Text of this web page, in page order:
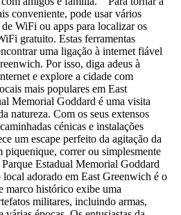
conveniente, pode usar vários
WiFi ou apps para localizar os
gratuito. Estas ferramentas
uma ligação à internet fiável
Por isso, diga adeus à
e explore a cidade com
mais populares em East
Memorial Goddard é uma visita
natureza. Com os seus extensos
cénicas e instalações
um escape perfeito da agitação da
piquenique, correr ou simplesmente
Estadual Memorial Goddard
adorado em East Greenwich é o
marco histórico exibe uma
militares, incluindo armas,